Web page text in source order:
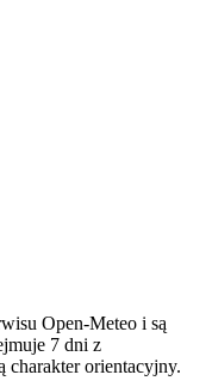
Open-Meteo i są
7 dni z
charakter orientacyjny.